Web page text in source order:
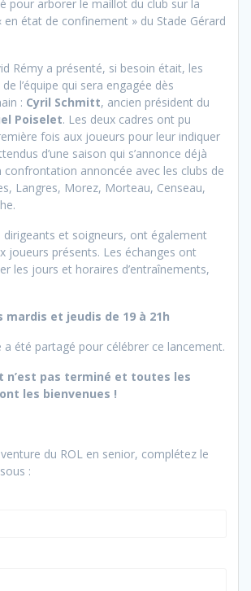
pour arborer le maillot du club sur la
en état de confinement » du Stade Gérard
Rémy a présenté, si besoin était, les
l’équipe qui sera engagée dès
: Cyril Schmitt, ancien président du
Poiselet. Les deux cadres ont pu
fois aux joueurs pour leur indiquer
d’une saison qui s’annonce déjà
confrontation annoncée avec les clubs de
Langres, Morez, Morteau, Censeau,
dirigeants et soigneurs, ont également
joueurs présents. Les échanges ont
les jours et horaires d’entraînements,
mardis et jeudis de 19 à 21h
a été partagé pour célébrer ce lancement.
n’est pas terminé et toutes les
les bienvenues !
du ROL en senior, complétez le
: